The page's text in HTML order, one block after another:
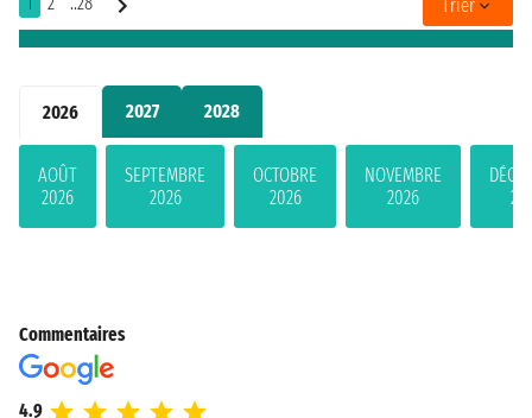
2026 2027 2028
AOÛT
2026
SEPTEMBRE
2026
OCTOBRE
2026
NOVEMBRE
2026
Trier
Commentaires
4.9